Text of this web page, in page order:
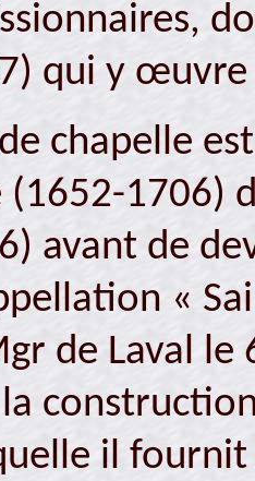
qui y œuvre
chapelle
(1652-1706)
avant de
«
de Laval
il fournit